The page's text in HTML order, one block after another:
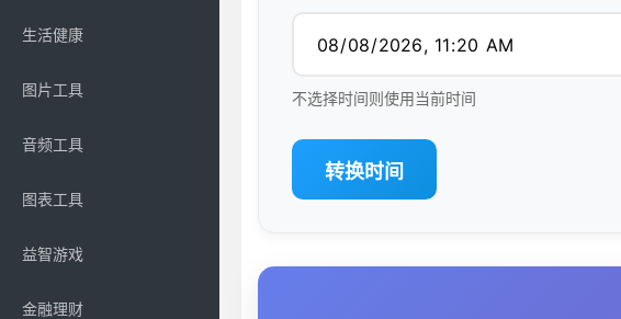
生活健康
图片工具
音频工具
图表工具
益智游戏
金融理财
不选择时间则使用当前时间
转换时间